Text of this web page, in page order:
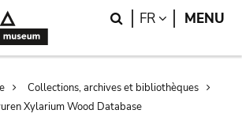
Search
FR LANGUAGE
MENU
Collections, archives et bibliothèques
Xylarium Wood Database